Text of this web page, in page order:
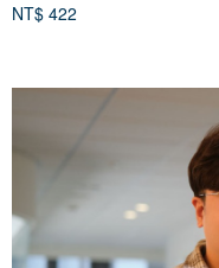
NT$ 422